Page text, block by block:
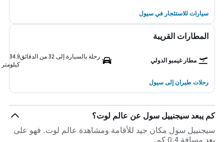
سيارات للاستئجار في سيول
المطارات القريبة
مطار غيمبو الدولي
رحلة بالسيارة إلى 32 من الدقائق
34.9
كيلومتر
رحلات طيران إلى سيول
كم يبعد سيجنييل سول عن عالم لوت؟
سيجنييل سول مكان جيد للأقامة ومشاهدة عالم لوت. فهو على
بعد مسافة 0.4 كم.